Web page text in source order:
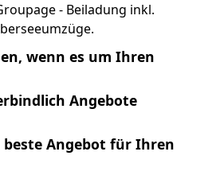
- Beiladung inkl.
wenn es um Ihren
Angebote
beste Angebot für Ihren